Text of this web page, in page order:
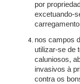
por
excetuando-
nos campos
utilizar-se de
caluniosos,
invasivos à
contra os